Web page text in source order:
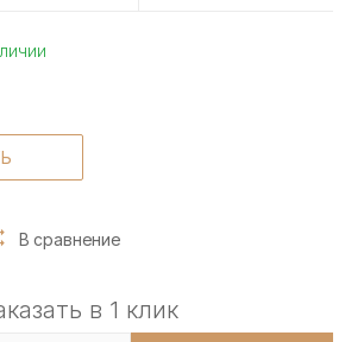
В сравнение
в 1 клик